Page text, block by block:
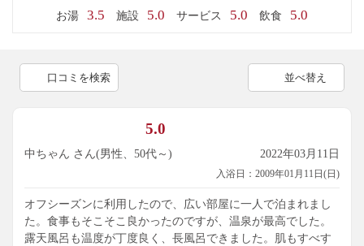
お湯 3.5 施設 5.0 サービス 5.0 飲食 5.0
口コミを検索 並べ替え
5.0
中ちゃん さん(男性、50代～) 2022年03月11日
入浴日：2009年01月11日(日)
オフシーズンに利用したので、広い部屋に一人で泊まれまし
た。食事もそこそこ良かったのですが、温泉が最高でした。
露天風呂も温度が丁度良く、長風呂できました。肌もすべす